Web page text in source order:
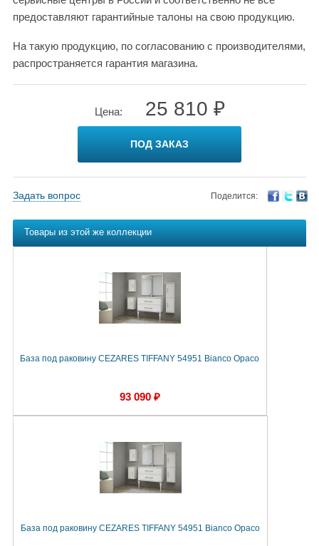
предоставляют гарантийные талоны на свою продукцию.
На такую продукцию, по согласованию с производителями,
распространяется гарантия магазина.
Цена: 25 810 ₽
ПОД ЗАКАЗ
Задать вопрос Поделится:
Товары из этой же коллекции
База под раковину CEZARES TIFFANY 54951 Bianco Opaco
93 090 ₽
База под раковину CEZARES TIFFANY 54951 Bianco Opaco